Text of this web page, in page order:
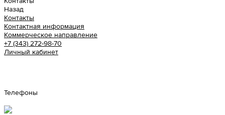
Назад
Контакты
Контактная информация
Коммерческое направление
+7 (343) 272-98-70
Личный кабинет
Телефоны